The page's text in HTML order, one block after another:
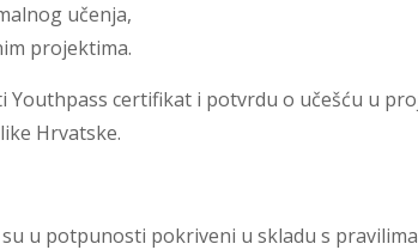
učenja,
projektima.
Youthpass certifikat i potvrdu o učešću u
Hrvatske.
u potpunosti pokriveni u skladu s pravilima